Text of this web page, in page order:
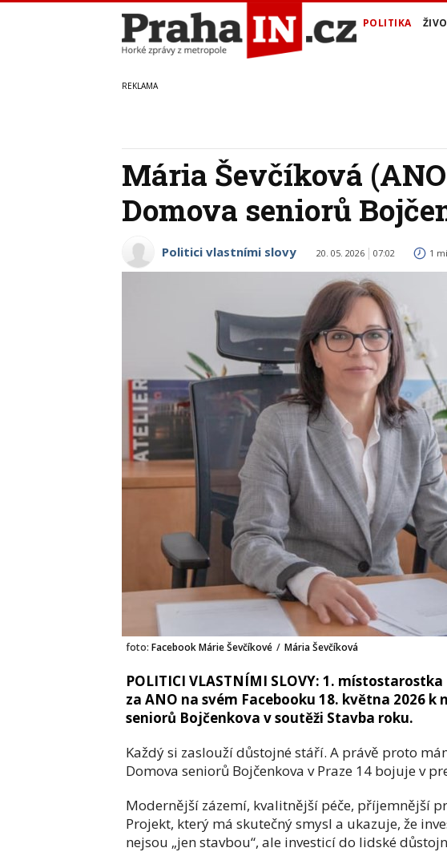
POLITIKA
Mária Ševčíková
Domova seniorů
Politici vlastními slovy 20. 05. 2026 07:02 1
foto: Facebook Márie Ševčíkové / Mária Ševčíková
POLITICI VLASTNÍMI SLOVY: 1.
za ANO na svém Facebooku 18. května 2026
seniorů Bojčenkova v soutěži Stavba roku.
Každý si zaslouží důstojné stáří. A právě proto
Domova seniorů Bojčenkova v Praze 14 bojuje v
Modernější zázemí, kvalitnější péče, příjemnější
Projekt, který má skutečný smysl a ukazuje, že
nejsou „jen stavbou“, ale investicí do lidské